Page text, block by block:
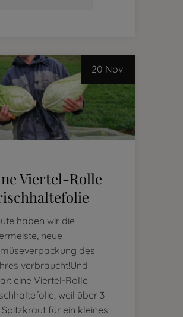
20 Nov.
Viertel-Rolle
haben wir die
neue
des
verbraucht!Und
eine Viertel-Rolle
weil über 3
für ein kleines